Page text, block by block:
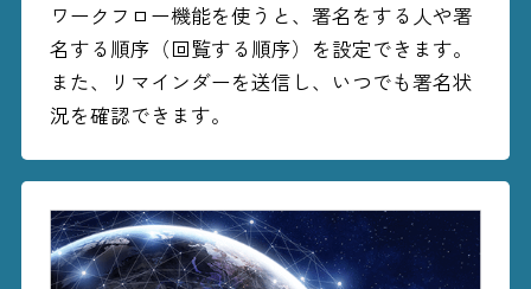
ワークフロー機能を使うと、署名をする人や署
名する順序（回覧する順序）を設定できます。
また、リマインダーを送信し、いつでも署名状
況を確認できます。